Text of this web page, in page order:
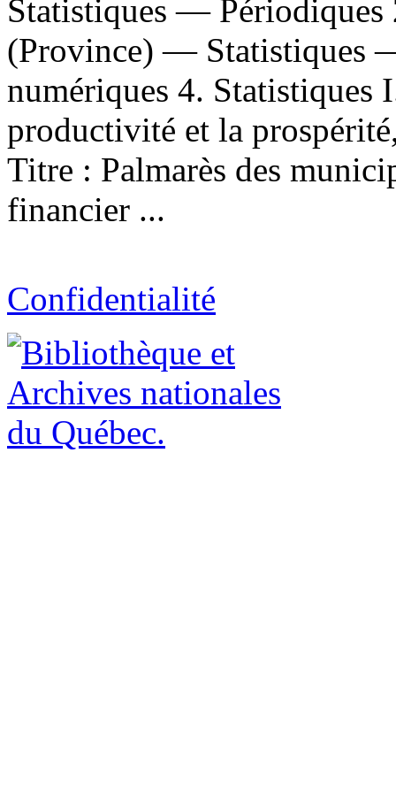
Statistiques —
(Province) — Statistiques
numériques 4. Statistiques
productivité et la
Titre : Palmarès des
financier ...
Confidentialité